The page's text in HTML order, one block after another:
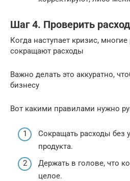
Шаг 4. Проверить
Когда наступает кризис, многие
сокращают расходы
Важно делать это аккуратно,
бизнесу
Вот какими правилами нужно
Сокращать расходы без
продукта.
Держать в голове, что
целое.